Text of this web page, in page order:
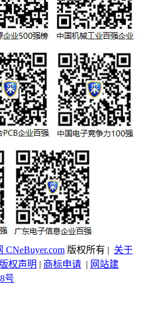
CNeBuyer.com 版权所有 | 关于
版权声明 | 商标申请 | 网站建
号